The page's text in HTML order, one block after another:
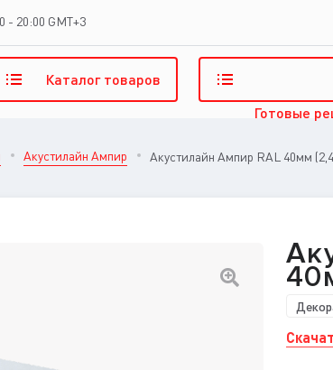
- 20:00 GMT+3
Каталогтоваров
Готовые
Акустилайн Ампир Акустилайн Ампир RAL 40мм